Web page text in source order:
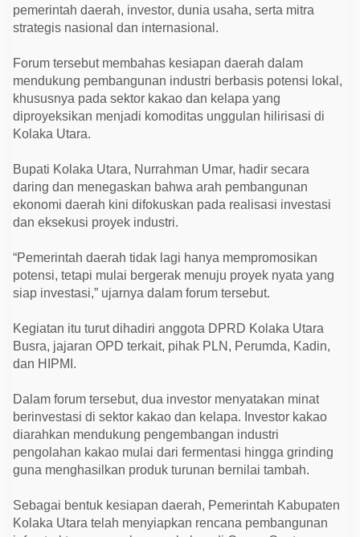
I
v
s
t
o
r
L
i
P
o
t
e
s
D
a
e
a
pemerintah daerah, investor, dunia usaha, serta mitra
strategis nasional dan internasional.
Forum tersebut membahas kesiapan daerah dalam
mendukung pembangunan industri berbasis potensi lokal,
khususnya pada sektor kakao dan kelapa yang
diproyeksikan menjadi komoditas unggulan hilirisasi di
Kolaka Utara.
Bupati Kolaka Utara, Nurrahman Umar, hadir secara
daring dan menegaskan bahwa arah pembangunan
ekonomi daerah kini difokuskan pada realisasi investasi
dan eksekusi proyek industri.
“Pemerintah daerah tidak lagi hanya mempromosikan
potensi, tetapi mulai bergerak menuju proyek nyata yang
siap investasi,” ujarnya dalam forum tersebut.
Kegiatan itu turut dihadiri anggota DPRD Kolaka Utara
Busra, jajaran OPD terkait, pihak PLN, Perumda, Kadin,
dan HIPMI.
Dalam forum tersebut, dua investor menyatakan minat
berinvestasi di sektor kakao dan kelapa. Investor kakao
diarahkan mendukung pengembangan industri
pengolahan kakao mulai dari fermentasi hingga grinding
guna menghasilkan produk turunan bernilai tambah.
Sebagai bentuk kesiapan daerah, Pemerintah Kabupaten
Kolaka Utara telah menyiapkan rencana pembangunan